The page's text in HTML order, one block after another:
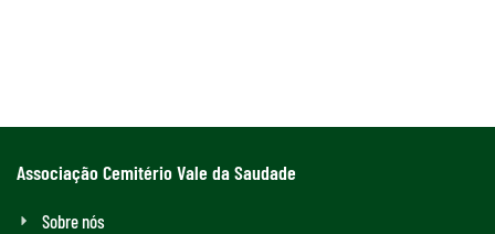
Associação Cemitério Vale da Saudade
Sobre nós